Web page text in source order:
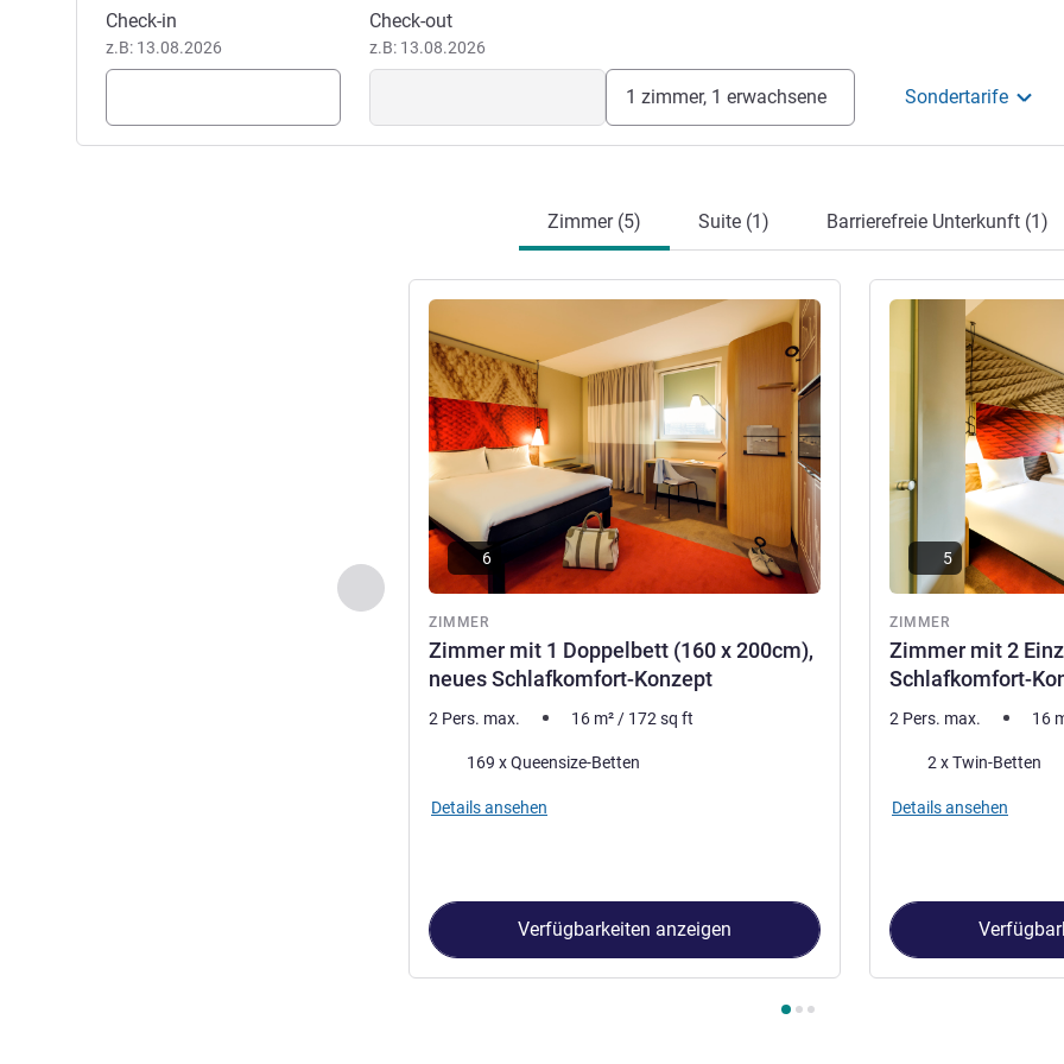
Sie da und verrät Ihnen, wie Sie die Stadt am besten erleben.
Hasan Karadas, Hotel Direktion
Dieses Hotel buchen
Check-in
z.B: 13.08.2026
Check-out
z.B: 13.08.2026
1 zimmer, 1 erwachsene Sondertarife
Zimmer (5) Suite (1) Barrierefreie Unterkunft (1)
Zurück - Zimmer
ZIMMER
Zimmer mit 1 Doppelbett (160 x 200cm),
neues Schlafkomfort-Konzept
Details ansehen
6
2 Pers. max. 16 m² / 172 sq ft
Bettwäsche
169 x Queensize-Betten
Details ansehen
Verfügbarkeiten anzeigen
ZIMMER
Zimmer mit 2
Schlafkomfort-
Details ansehen
5
2 Pers. max. 16
Bettwäsche
2 x Twin-Betten
Details ansehen